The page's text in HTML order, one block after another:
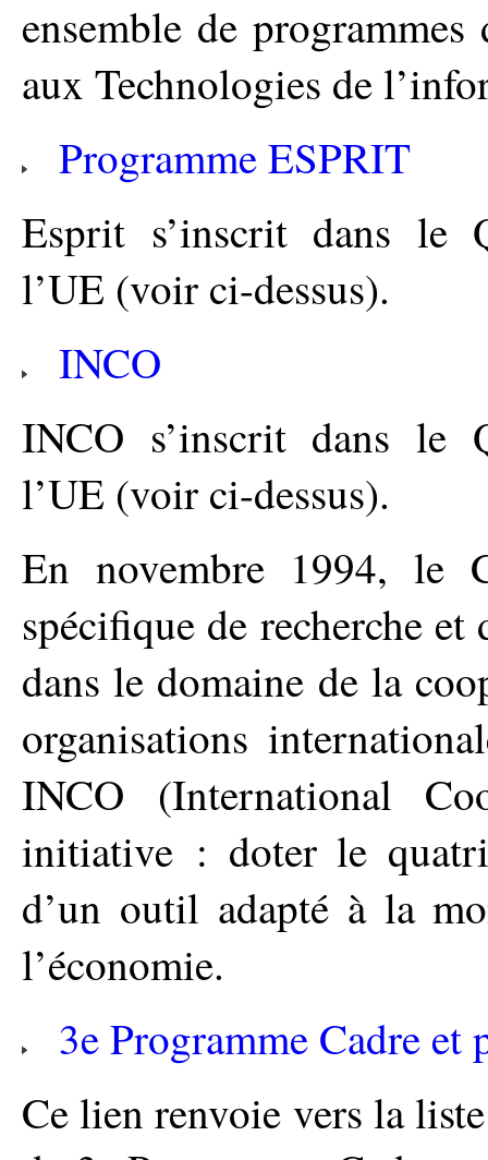
ensemble de
aux Technologies de
Programme ESPRIT
Esprit s’inscrit dans le
l’UE (voir ci-dessus).
INCO
INCO s’inscrit dans le
l’UE (voir ci-dessus).
En novembre 1994, le
spécifique de recherche
dans le domaine de la
organisations
INCO (International
initiative : doter le
d’un outil adapté à la
l’économie.
3e Programme Cadre et
Ce lien renvoie vers la